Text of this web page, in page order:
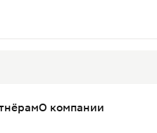
О компании